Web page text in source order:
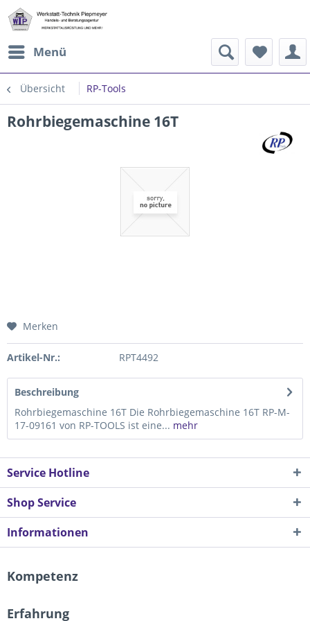
Menü
Übersicht RP-Tools
Rohrbiegemaschine 16T
Merken
Artikel-Nr.: RPT4492
Beschreibung
Rohrbiegemaschine 16T Die Rohrbiegemaschine 16T RP-M-
17-09161 von RP-TOOLS ist eine... mehr
Service Hotline
Shop Service
Informationen
Kompetenz
Erfahrung